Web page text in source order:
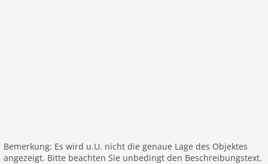
alleinstehend
Bemerkung: Es wird u.U. nicht die genaue Lage des Objektes
angezeigt. Bitte beachten Sie unbedingt den Beschreibungstext.